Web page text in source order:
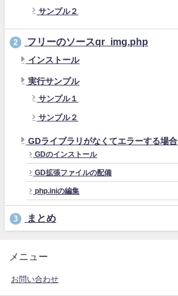
サンプル２
2 フリーのソースqr_img.php
インストール
実行サンプル
サンプル１
サンプル２
GDライブラリがなくてエラーする場合
GDのインストール
GD拡張ファイルの配備
php.iniの編集
3 まとめ
メニュー
お問い合わせ